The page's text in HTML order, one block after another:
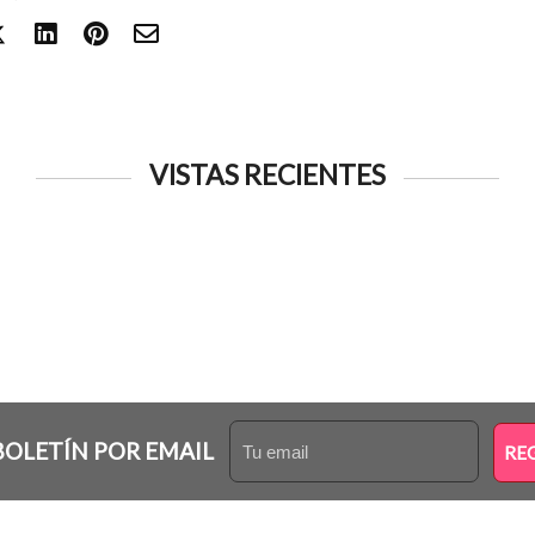
VISTAS RECIENTES
POR EMAIL